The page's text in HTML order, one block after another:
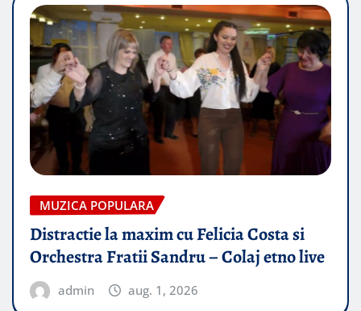
MUZICA POPULARA
Distractie la maxim cu Felicia Costa si
Orchestra Fratii Sandru – Colaj etno live
admin aug. 1, 2026